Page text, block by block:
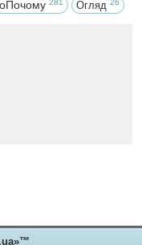
281 Огляд 26